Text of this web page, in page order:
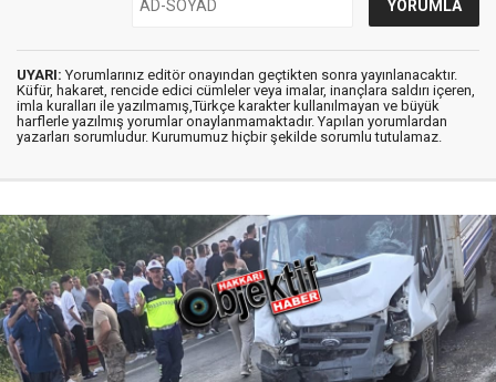
UYARI: Yorumlarınız editör onayından geçtikten sonra yayınlanacaktır.
Küfür, hakaret, rencide edici cümleler veya imalar, inançlara saldırı içeren,
imla kuralları ile yazılmamış,Türkçe karakter kullanılmayan ve büyük
harflerle yazılmış yorumlar onaylanmamaktadır. Yapılan yorumlardan
yazarları sorumludur. Kurumumuz hiçbir şekilde sorumlu tutulamaz.